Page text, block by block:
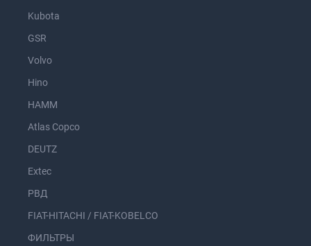
Kubota
GSR
Volvo
Hino
HAMM
Atlas Copco
DEUTZ
Extec
РВД
FIAT-HITACHI / FIAT-KOBELCO
ФИЛЬТРЫ